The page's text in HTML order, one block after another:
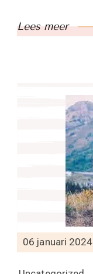
Lees meer
06 januari 2024